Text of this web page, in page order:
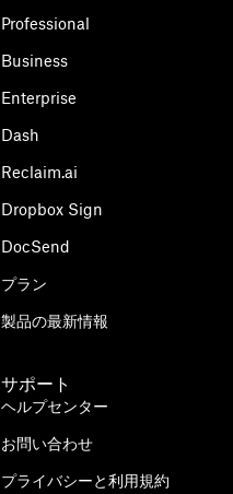
Professional
Business
Enterprise
Dash
Reclaim.ai
Dropbox Sign
DocSend
プラン
製品の最新情報
サポート
ヘルプセンター
お問い合わせ
プライバシーと利用規約